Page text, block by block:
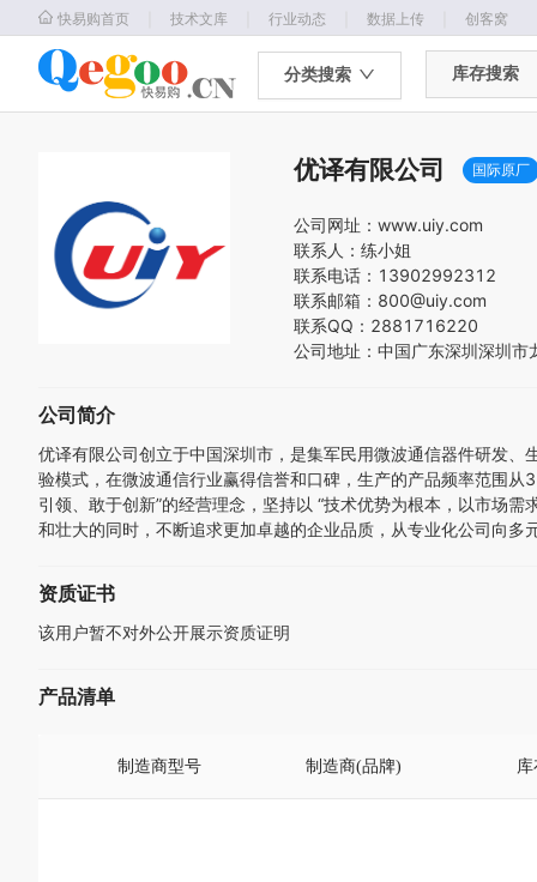
快易购首页 技术文库 行业动态 数据上传 创客窝
分类搜索 库存搜索
优译有限公司 国际原厂
公司网址： www.uiy.com
联系人： 练小姐
联系电话： 13902992312
联系邮箱： 800@uiy.com
联系QQ： 2881716220
公司地址： 中国广东深圳深圳市
公司简介
优译有限公司创立于中国深圳市，是集军民用微波通信器件研发
验模式，在微波通信行业赢得信誉和口碑，生产的产品频率范围
引领、敢于创新”的经营理念，坚持以 “技术优势为根本，以市场
和壮大的同时，不断追求更加卓越的企业品质，从专业化公司向
资质证书
该用户暂不对外公开展示资质证明
产品清单
制造商型号 制造商(品牌)